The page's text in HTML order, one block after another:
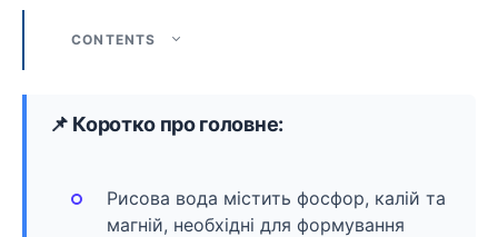
CONTENTS
📌 Коротко про головне:
Рисова вода містить фосфор, калій та
магній, необхідні для формування